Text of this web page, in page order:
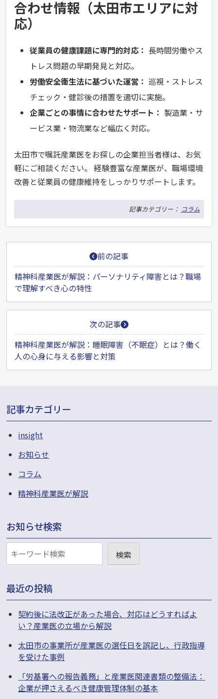
合わせ情報（太田市エリアに対
応）
従業員の健康課題に専門的対応： 長時間労働やス
トレス問題の早期発見と対応。
労働安全衛生法に基づいた運営： 巡視・ストレス
チェック・健診後の措置を適切に実施。
企業ごとの事情に合わせたサポート： 製造業・サ
ービス業・物流業など幅広く対応。
太田市で嘱託産業医をお探しの企業担当者様は、お気
軽にご相談ください。 経験豊富な産業医が、職場環境
改善と従業員の健康維持をしっかりサポートします。
記事カテゴリー： コラム
投
稿
ナ
ビ
ゲ
シ
ョ
ン
前の記事
精神科産業医が解説：パーソナリティ障害とは？職場
で理解すべき心の特性
次の記事
精神科産業医が解説：睡眠障害（不眠症）とは？働く
人の心身に与える影響と対策
記事カテゴリー
insight
お知らせ
コラム
精神科産業医が解説
お知らせ検索
お
知
せ
検
検索
最近の投稿
契約後に法改正があった場合、対応はどうすればよ
い？産業医の立場から解説
太田市の事業所が産業医の選任日を誤記し、行政指導
を受けた事例
「労基署への報告義務」と産業医関連書類の整備法：
企業が押さえるべき健康管理体制の基本